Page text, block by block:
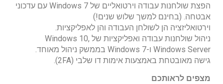
הפצת שולחנות עבודה וירטואליים של Windows 7 עם עדכוני
אבטחה. (בחינם למשך שלוש שנים!)
וירטואליזציה הן לשולחן העבודה והן לאפליקציות.
ניהול שולחנות עבודה ואפליקציות של Windows 10,
Windows Server ו-Windows 7 בממשק ניהול מאוחד.
גישה מאובטחת באמצעות אימות דו שלבי (2FA).
מצפים לראותכם